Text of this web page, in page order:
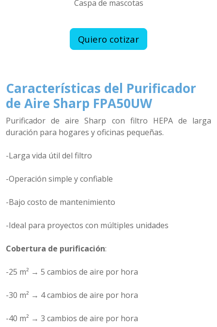
Caspa de mascotas
Quiero cotizar
Características del Purificador
de Aire Sharp FPA50UW
Purificador de aire Sharp con filtro HEPA de larga
duración para hogares y oficinas pequeñas.
-Larga vida útil del filtro
-Operación simple y confiable
-Bajo costo de mantenimiento
-Ideal para proyectos con múltiples unidades
Cobertura de purificación:
-25 m² → 5 cambios de aire por hora
-30 m² → 4 cambios de aire por hora
-40 m² → 3 cambios de aire por hora